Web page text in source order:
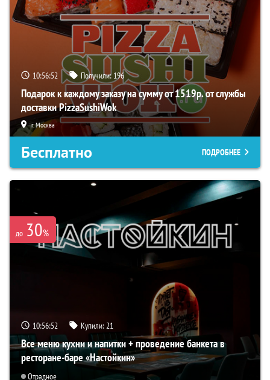
10:56:50 Получили:196
Подарок к каждому заказу на сумму от 1519р. от службы
доставки PizzaSushiWok
г. Москва
Бесплатно ПОДРОБНЕЕ
до 30%
10:56:50 Купили:21
Все меню кухни и напитки + проведение банкета в
ресторане-баре «Настойкин»
Отрадное